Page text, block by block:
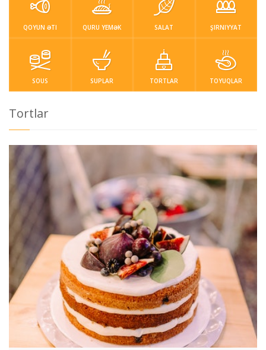
QOYUN ƏTI QURU YEMƏK SALAT ŞIRNIYYAT
SOUS SUPLAR TORTLAR TOYUQLAR
Tortlar